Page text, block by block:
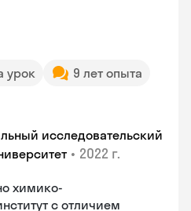
урок
9 лет опыта
исследовательский
• 2022 г.
химико-
с отличием